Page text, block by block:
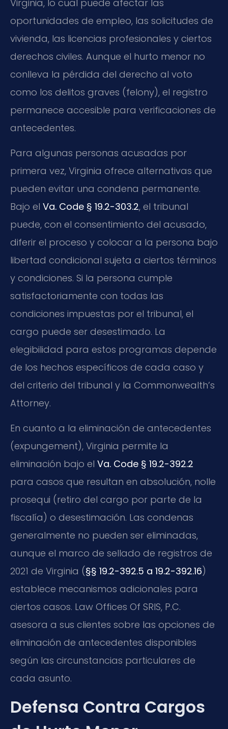
Virginia, lo cual puede afectar las
oportunidades de empleo, las solicitudes de
vivienda, las licencias profesionales y ciertos
derechos civiles. Aunque el hurto menor no
conlleva la pérdida del derecho al voto
como los delitos graves (felony), el registro
permanece accesible para verificaciones de
antecedentes.
Para algunas personas acusadas por
primera vez, Virginia ofrece alternativas que
pueden evitar una condena permanente.
Bajo el Va. Code § 19.2-303.2, el tribunal
puede, con el consentimiento del acusado,
diferir el proceso y colocar a la persona bajo
libertad condicional sujeta a ciertos términos
y condiciones. Si la persona cumple
satisfactoriamente con todas las
condiciones impuestas por el tribunal, el
cargo puede ser desestimado. La
elegibilidad para estos programas depende
de los hechos específicos de cada caso y
del criterio del tribunal y la Commonwealth’s
Attorney.
En cuanto a la eliminación de antecedentes
(expungement), Virginia permite la
eliminación bajo el Va. Code § 19.2-392.2
para casos que resultan en absolución, nolle
prosequi (retiro del cargo por parte de la
fiscalía) o desestimación. Las condenas
generalmente no pueden ser eliminadas,
aunque el marco de sellado de registros de
2021 de Virginia (§§ 19.2-392.5 a 19.2-392.16)
establece mecanismos adicionales para
ciertos casos. Law Offices Of SRIS, P.C.
asesora a sus clientes sobre las opciones de
eliminación de antecedentes disponibles
según las circunstancias particulares de
cada asunto.
Defensa Contra Cargos